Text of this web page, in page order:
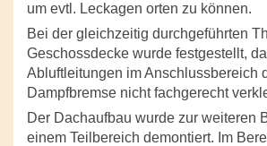
um evtl. Leckagen orten zu können.
Bei der gleichzeitig durchgeführten
Geschossdecke wurde festgestellt,
Abluftleitungen im Anschlussbereich
Dampfbremse nicht fachgerecht
Der Dachaufbau wurde zur weiteren
einem Teilbereich demontiert. Im